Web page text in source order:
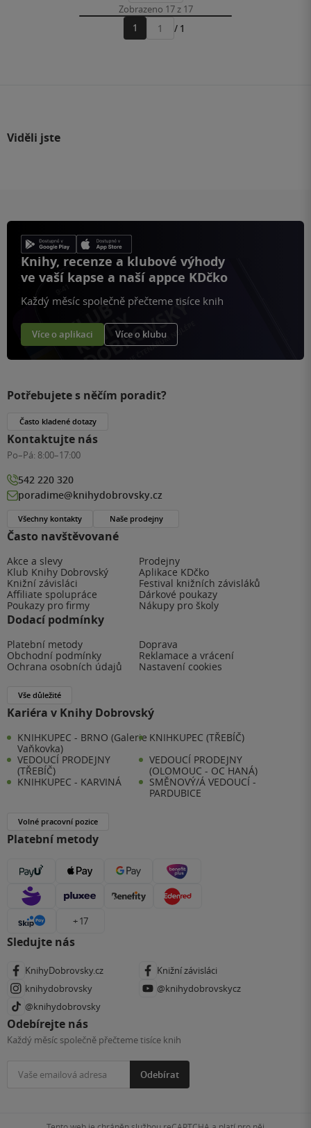
Zobrazeno 17 z 17
1
Přejít
/ 1
Viděli jste
Knihy, recenze a klubové výhody
ve vaší kapse a naší appce KDčko
Každý měsíc společně přečteme tisíce knih
Více o aplikaci Více o klubu
Často navštěvované
Akce a slevy
Prodejny
Klub Knihy Dobrovský
Aplikace KDčko
Knižní závisláci
Festival knižních závisláků
Affiliate spolupráce
Dárkové poukazy
Poukazy pro firmy
Nákupy pro školy
Dodací podmínky
Platební metody
Doprava
Obchodní podmínky
Reklamace a vrácení
Ochrana osobních údajů
Nastavení cookies
Vše důležité
Kariéra v Knihy Dobrovský
KNIHKUPEC - BRNO (Galerie
Vaňkovka)
KNIHKUPEC (TŘEBÍČ)
VEDOUCÍ PRODEJNY
(TŘEBÍČ)
VEDOUCÍ PRODEJNY
(OLOMOUC - OC HANÁ)
KNIHKUPEC - KARVINÁ
SMĚNOVÝ/Á VEDOUCÍ -
PARDUBICE
Volné pracovní pozice
Platební metody
+ 17
Sledujte nás
KnihyDobrovsky.cz
Knižní závisláci
knihydobrovsky
@knihydobrovskycz
@knihydobrovsky
Odebírejte nás
Každý měsíc společně přečteme tisíce knih
Odebírat
Potřebujete s něčím poradit?
Často kladené dotazy
Kontaktujte nás
Po–Pá: 8:00–17:00
542 220 320
poradime@knihydobrovsky.cz
Všechny kontakty Naše prodejny